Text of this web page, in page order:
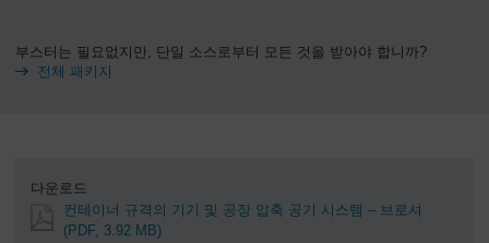
부스터는 필요없지만, 단일 소스로부터 모든 것을 받아야 합니까?
전체 패키지
다운로드
컨테이너 규격의 기기 및 공장 압축 공기 시스템 – 브로셔
(PDF, 3.92 MB)